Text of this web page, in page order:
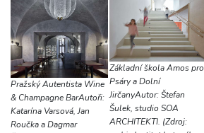
Pražský Autentista Wine
& Champagne BarAutoři:
Katarína Varsová, Jan
Roučka a Dagmar
Základní škola Amos pro
Psáry a Dolní
JirčanyAutor: Štefan
Šulek, studio SOA
ARCHITEKTI. (Zdroj: